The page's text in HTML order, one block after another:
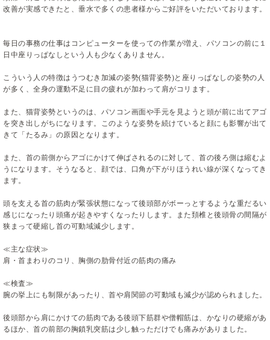
改善が実感できたと、垂水で多くの患者様からご好評をいただいております。
毎日の事務の仕事はコンピューターを使っての作業が増え、パソコンの前に１
日中座りっぱなしという人も少なくありません。
こういう人の特徴はうつむき加減の姿勢(猫背姿勢)と座りっぱなしの姿勢の人
が多く、全身の運動不足に目の疲れが加わって肩がコリます。
また、猫背姿勢というのは、パソコン画面や手元を見ようと頭が前に出てアゴ
を突き出しがちになります。このような姿勢を続けていると顔にも影響が出て
きて「たるみ」の原因となります。
また、首の前側からアゴにかけて伸ばされるのに対して、首の後ろ側は縮むよ
うになります。そうなると、顔では、口角が下がりほうれい線が深くなってき
ます。
頭を支える首の筋肉が緊張状態になって後頭部がボーっとするような重だるい
感じになったり頭痛が起きやすくなったりします。また頚椎と後頭骨の間隔が
狭まって硬縮し首の可動域減少します。
≪主な症状≫
肩・首まわりのコリ、胸側の肋骨付近の筋肉の痛み
≪検査≫
腕の挙上にも制限があったり、首や肩関節の可動域も減少が認められました。
後頭部から肩にかけての筋肉である後頭下筋群や僧帽筋は、かなりの硬縮があ
るほか、首の前部の胸鎖乳突筋は少し触っただけでも痛みがありました。